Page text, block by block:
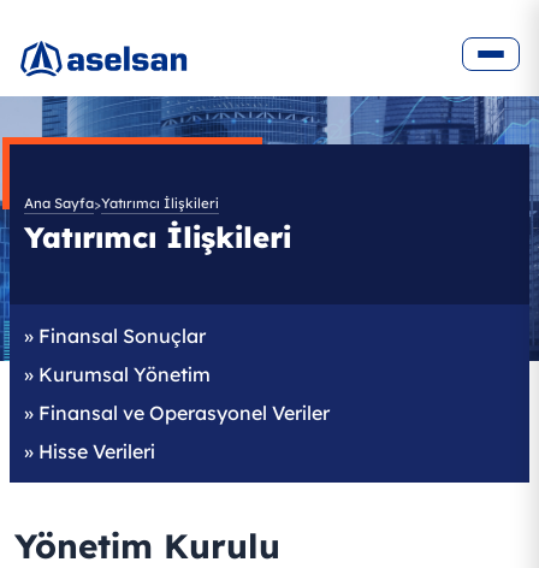
Ana Sayfa>Yatırımcı İlişkileri
Yatırımcı İlişkileri
» Finansal Sonuçlar
» Kurumsal Yönetim
» Finansal ve Operasyonel Veriler
» Hisse Verileri
Yönetim Kurulu